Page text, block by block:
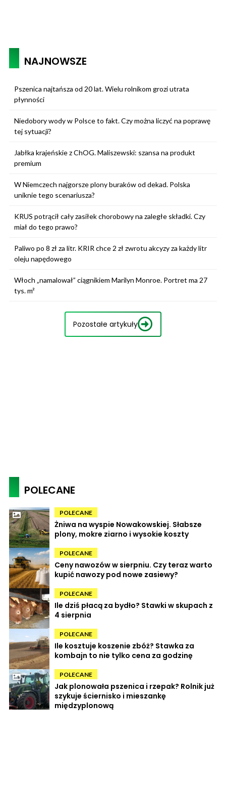
NAJNOWSZE
Pszenica najtańsza od 20 lat. Wielu rolnikom grozi utrata
płynności
Niedobory wody w Polsce to fakt. Czy można liczyć na poprawę
tej sytuacji?
Jabłka krajeńskie z ChOG. Maliszewski: szansa na produkt
premium
W Niemczech najgorsze plony buraków od dekad. Polska
uniknie tego scenariusza?
KRUS potrącił cały zasiłek chorobowy na zaległe składki. Czy
miał do tego prawo?
Paliwo po 8 zł za litr. KRIR chce 2 zł zwrotu akcyzy za każdy litr
oleju napędowego
Włoch „namalował” ciągnikiem Marilyn Monroe. Portret ma 27
tys. m²
Pozostałe artykuły
POLECANE
POLECANE
Żniwa na wyspie Nowakowskiej. Słabsze
plony, mokre ziarno i wysokie koszty
POLECANE
Ceny nawozów w sierpniu. Czy teraz warto
kupić nawozy pod nowe zasiewy?
POLECANE
Ile dziś płacą za bydło? Stawki w skupach z
4 sierpnia
POLECANE
Ile kosztuje koszenie zbóż? Stawka za
kombajn to nie tylko cena za godzinę
POLECANE
Jak plonowała pszenica i rzepak? Rolnik już
szykuje ściernisko i mieszankę
międzyplonową